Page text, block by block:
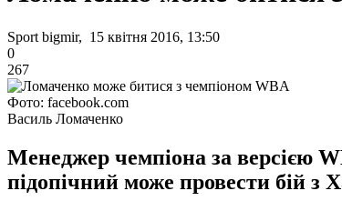
Sport bigmir, 15 квітня 2016, 13:50
0
267
Фото: facebook.com
Василь Ломаченко
Менеджер чемпіона за версією
підопічний може провести бій